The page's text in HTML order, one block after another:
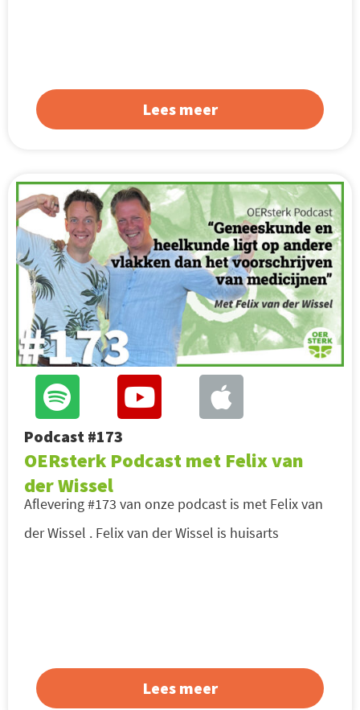
Lees meer
Podcast #173
OERsterk Podcast met Felix van
der Wissel
Aflevering #173 van onze podcast is met Felix van
der Wissel . Felix van der Wissel is huisarts
Lees meer